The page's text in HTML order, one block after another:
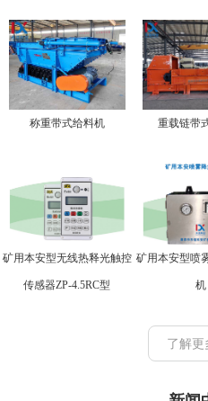
称重带式给料机 重载链带
矿用本安型无线热释光触控
传感器ZP-4.5RC型
矿用本安型喷
机
了解更